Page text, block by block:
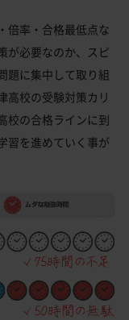
倍率・合格最低点な
が必要なのか、スピ
題に集中して取り組
高校の受験対策カリ
校の合格ラインに到
習を進めていく事が